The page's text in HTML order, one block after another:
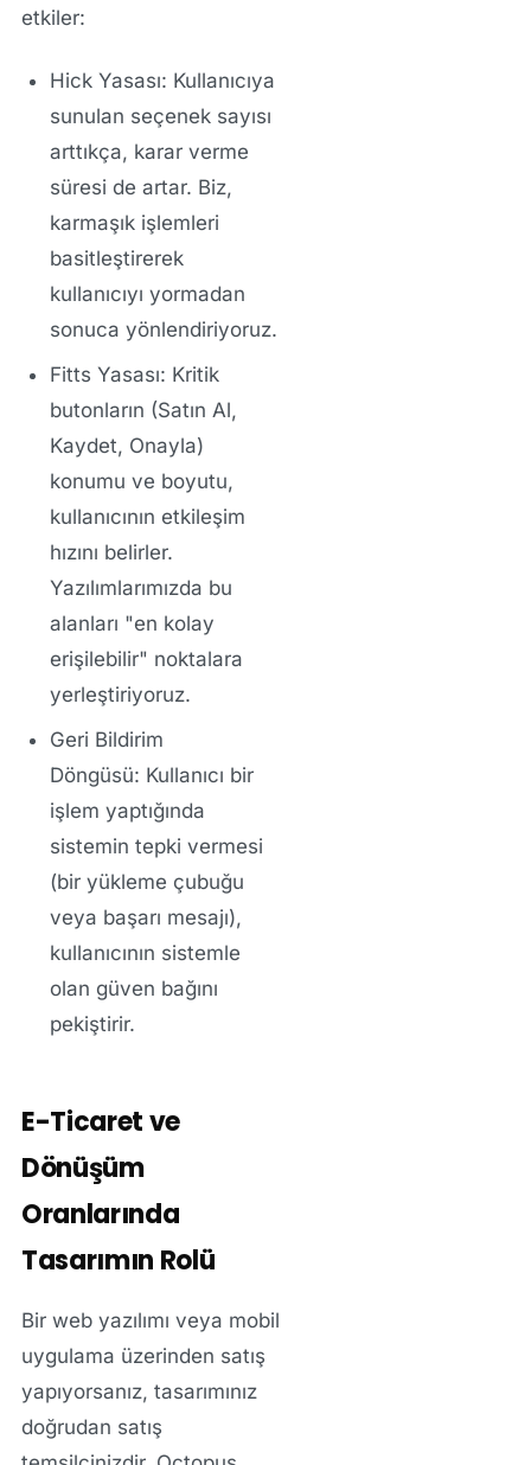
etkiler:
Hick Yasası: Kullanıcıya
sunulan seçenek sayısı
arttıkça, karar verme
süresi de artar. Biz,
karmaşık işlemleri
basitleştirerek
kullanıcıyı yormadan
sonuca yönlendiriyoruz.
Fitts Yasası: Kritik
butonların (Satın Al,
Kaydet, Onayla)
konumu ve boyutu,
kullanıcının etkileşim
hızını belirler.
Yazılımlarımızda bu
alanları "en kolay
erişilebilir" noktalara
yerleştiriyoruz.
Geri Bildirim
Döngüsü: Kullanıcı bir
işlem yaptığında
sistemin tepki vermesi
(bir yükleme çubuğu
veya başarı mesajı),
kullanıcının sistemle
olan güven bağını
pekiştirir.
E-Ticaret ve
Dönüşüm
Oranlarında
Tasarımın Rolü
Bir web yazılımı veya mobil
uygulama üzerinden satış
yapıyorsanız, tasarımınız
doğrudan satış